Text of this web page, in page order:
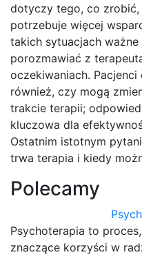
dotyczy tego, co
potrzebuje więcej
takich sytuacjach
porozmawiać z
oczekiwaniach.
również, czy mogą
trakcie terapii;
kluczowa dla
Ostatnim istotnym
trwa terapia i kiedy
Polecamy
Psychoterapia to
znaczące korzyści w